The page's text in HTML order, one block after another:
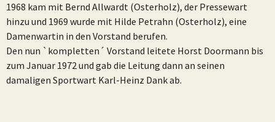
1968 kam mit Bernd Allwardt (Osterholz), der Pressewart
hinzu und 1969 wurde mit Hilde Petrahn (Osterholz), eine
Damenwartin in den Vorstand berufen.
Den nun `kompletten´ Vorstand leitete Horst Doormann bis
zum Januar 1972 und gab die Leitung dann an seinen
damaligen Sportwart Karl-Heinz Dank ab.